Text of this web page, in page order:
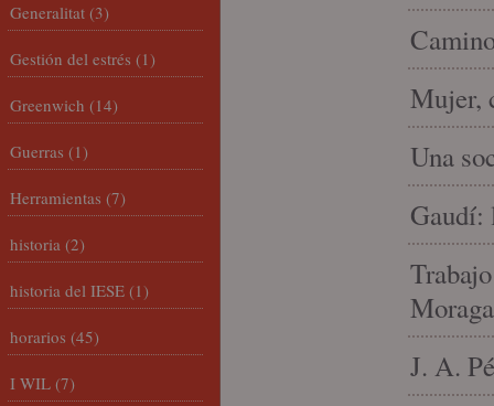
Mujer,
Una
Gaudí:
J. A.
Generalitat (3)
Gestión del estrés (1)
Greenwich (14)
Guerras (1)
Herramientas (7)
historia (2)
historia del IESE (1)
horarios (45)
I WIL (7)